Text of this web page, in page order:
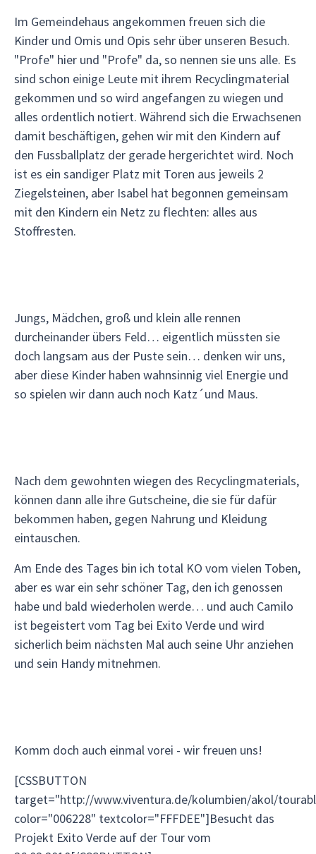
Im Gemeindehaus angekommen freuen sich die
Kinder und Omis und Opis sehr über unseren Besuch.
"Profe" hier und "Profe" da, so nennen sie uns alle. Es
sind schon einige Leute mit ihrem Recyclingmaterial
gekommen und so wird angefangen zu wiegen und
alles ordentlich notiert. Während sich die Erwachsenen
damit beschäftigen, gehen wir mit den Kindern auf
den Fussballplatz der gerade hergerichtet wird. Noch
ist es ein sandiger Platz mit Toren aus jeweils 2
Ziegelsteinen, aber Isabel hat begonnen gemeinsam
mit den Kindern ein Netz zu flechten: alles aus
Stoffresten.
Jungs, Mädchen, groß und klein alle rennen
durcheinander übers Feld… eigentlich müssten sie
doch langsam aus der Puste sein… denken wir uns,
aber diese Kinder haben wahnsinnig viel Energie und
so spielen wir dann auch noch Katz´und Maus.
Nach dem gewohnten wiegen des Recyclingmaterials,
können dann alle ihre Gutscheine, die sie für dafür
bekommen haben, gegen Nahrung und Kleidung
eintauschen.
Am Ende des Tages bin ich total KO vom vielen Toben,
aber es war ein sehr schöner Tag, den ich genossen
habe und bald wiederholen werde… und auch Camilo
ist begeistert vom Tag bei Exito Verde und wird
sicherlich beim nächsten Mal auch seine Uhr anziehen
und sein Handy mitnehmen.
Komm doch auch einmal vorei - wir freuen uns!
[CSSBUTTON
target="http://www.viventura.de/kolumbien/akol/
color="006228" textcolor="FFFDEE"]Besucht das
Projekt Exito Verde auf der Tour vom